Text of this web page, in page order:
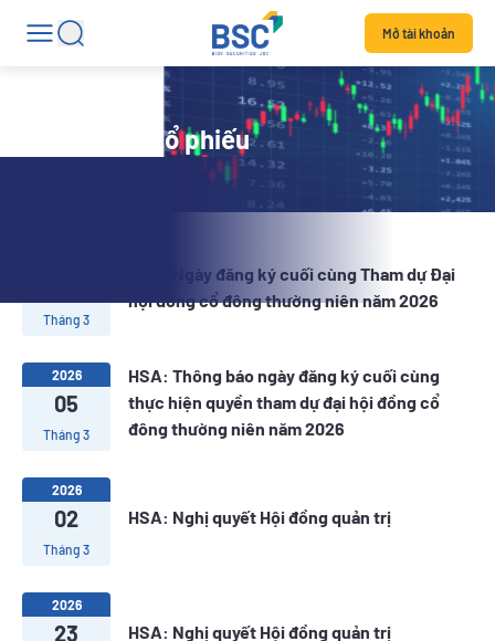
Mở tài khoản
Tin tức mã cổ phiếu
Tháng 3
HSA: Ngày đăng ký cuối cùng Tham dự Đại
hội đồng cổ đông thường niên năm 2026
2026
05
Tháng 3
HSA: Thông báo ngày đăng ký cuối cùng
thực hiện quyền tham dự đại hội đồng cổ
đông thường niên năm 2026
2026
02
Tháng 3
HSA: Nghị quyết Hội đồng quản trị
2026
23 HSA: Nghị quyết Hội đồng quản trị